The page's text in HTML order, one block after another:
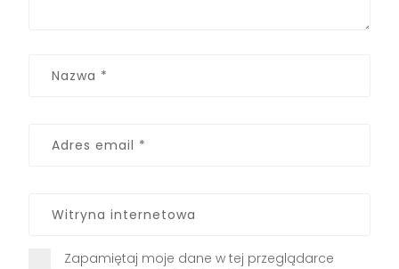
Zapamiętaj moje dane w tej przeglądarce